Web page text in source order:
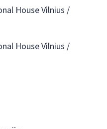
House Vilnius /
House Vilnius /